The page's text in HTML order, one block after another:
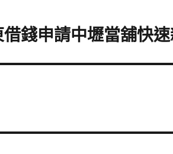
錢申請中壢當舖快